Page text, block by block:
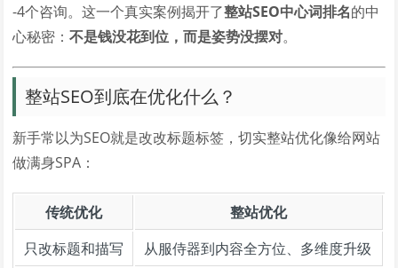
-4个咨询。这一个真实案例揭开了整站SEO中心词排名的中
心秘密：不是钱没花到位，而是姿势没摆对。
整站SEO到底在优化什么？
新手常以为SEO就是改改标题标签，切实整站优化像给网站
做满身SPA：
传统优化
整站优化
只改标题和描写
从服侍器到内容全方位、多维度升级